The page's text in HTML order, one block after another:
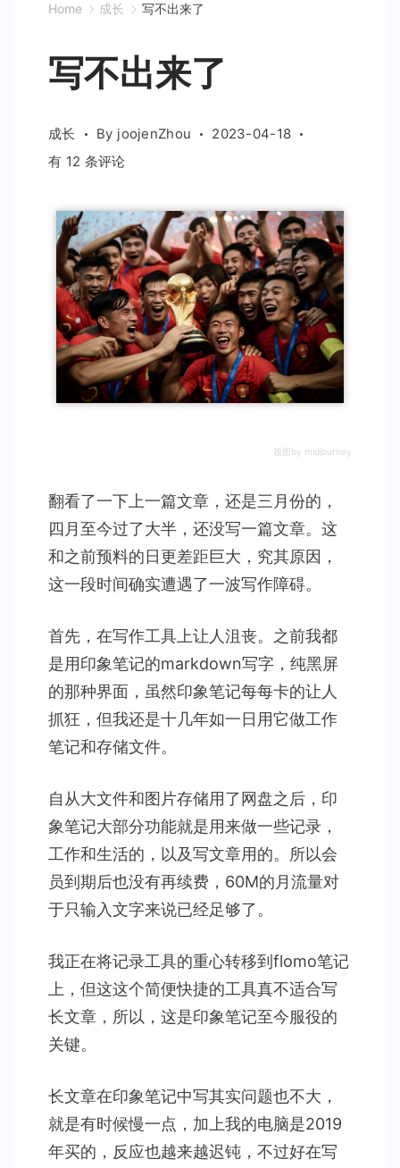
Home 成长 写不出来了
写不出来了
成长 By joojenZhou
2023-04-18
写
出
来
了
有 12 条评论
题图by midjourney
翻看了一下上一篇文章，还是三月份的，
四月至今过了大半，还没写一篇文章。这
和之前预料的日更差距巨大，究其原因，
这一段时间确实遭遇了一波写作障碍。
首先，在写作工具上让人沮丧。之前我都
是用印象笔记的markdown写字，纯黑屏
的那种界面，虽然印象笔记每每卡的让人
抓狂，但我还是十几年如一日用它做工作
笔记和存储文件。
自从大文件和图片存储用了网盘之后，印
象笔记大部分功能就是用来做一些记录，
工作和生活的，以及写文章用的。所以会
员到期后也没有再续费，60M的月流量对
于只输入文字来说已经足够了。
我正在将记录工具的重心转移到flomo笔记
上，但这这个简便快捷的工具真不适合写
长文章，所以，这是印象笔记至今服役的
关键。
长文章在印象笔记中写其实问题也不大，
就是有时候慢一点，加上我的电脑是2019
年买的，反应也越来越迟钝，不过好在写